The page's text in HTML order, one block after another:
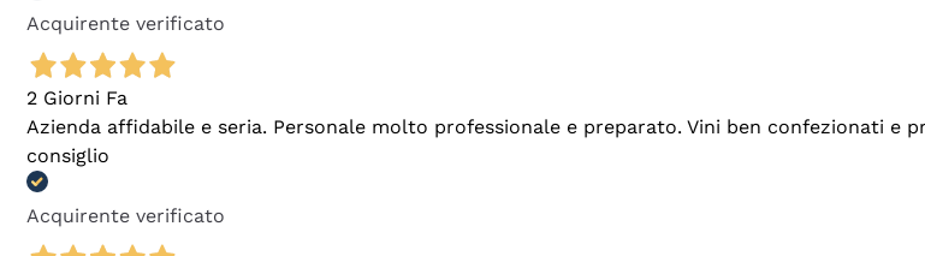
Acquirente verificato
2 Giorni Fa
Azienda affidabile e seria. Personale molto professionale e preparato. Vini ben confezionati
consiglio
Acquirente verificato